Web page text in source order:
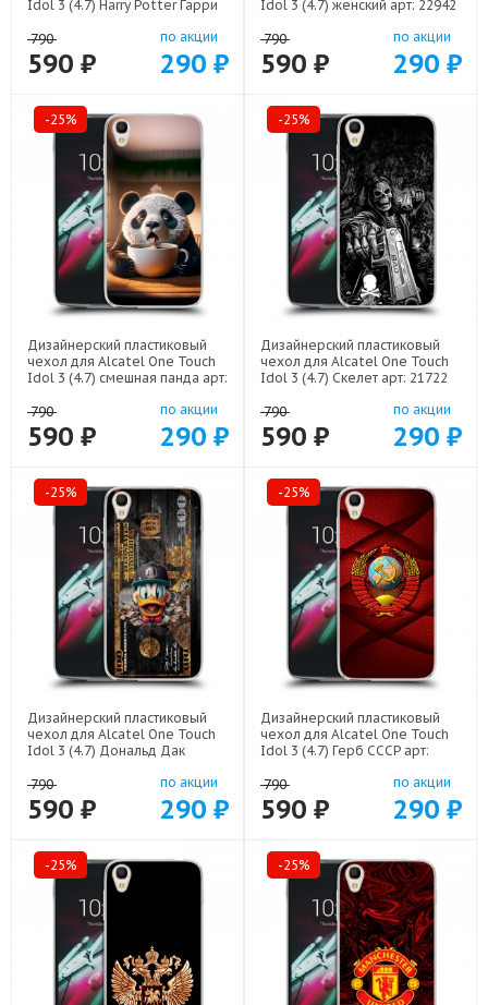
Idol 3 (4.7) Harry Potter Гарри
790
590 ₽
по акции
290 ₽
Idol 3 (4.7) женский арт: 22942
790
590 ₽
по акции
290 ₽
-25%
Дизайнерский пластиковый
чехол для Alcatel One Touch
Idol 3 (4.7) смешная панда арт:
790
590 ₽
по акции
290 ₽
-25%
Дизайнерский пластиковый
чехол для Alcatel One Touch
Idol 3 (4.7) Скелет арт: 21722
790
590 ₽
по акции
290 ₽
-25%
Дизайнерский пластиковый
чехол для Alcatel One Touch
Idol 3 (4.7) Дональд Дак
790
590 ₽
по акции
290 ₽
-25%
Дизайнерский пластиковый
чехол для Alcatel One Touch
Idol 3 (4.7) Герб СССР арт:
790
590 ₽
по акции
290 ₽
-25% -25%